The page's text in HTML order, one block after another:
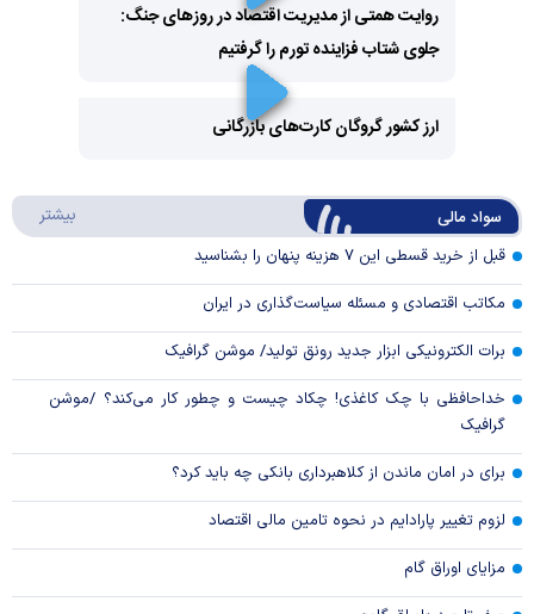
Play
Video
روایت همتی از مدیریت اقتصاد در روزهای جنگ:
جلوی شتاب فزاینده تورم را گرفتیم
Video
ارز کشور گروگان کارت‌های بازرگانی
سواد مالی بیشتر
قبل از خرید قسطی این ۷ هزینه پنهان را بشناسید
مکاتب اقتصادی و مسئله سیاست‌گذاری در ایران
برات الکترونیکی ابزار جدید رونق تولید/ موشن گرافیک
خداحافظی با چک کاغذی! چکاد چیست و چطور کار می‌کند؟ /موشن
گرافیک
برای در امان ماندن از کلاهبرداری بانکی چه باید کرد؟
لزوم تغییر پارادایم در نحوه تامین مالی اقتصاد
مزایای اوراق گام